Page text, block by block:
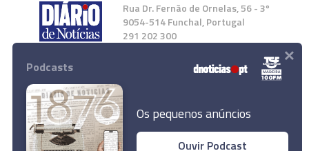
Rua Dr. Fernão de Ornelas, 56 - 3º
9054-514 Funchal, Portugal
291 202 300
Instale a nossa App
Podcasts
Os pequenos anúncios
Ouvir Podcast
×